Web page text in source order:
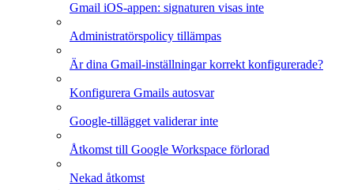
Gmail iOS-appen: signaturen visas inte
Administratörspolicy tillämpas
Är dina Gmail-inställningar korrekt konfigurerade?
Konfigurera Gmails autosvar
Google-tillägget validerar inte
Åtkomst till Google Workspace förlorad
Nekad åtkomst